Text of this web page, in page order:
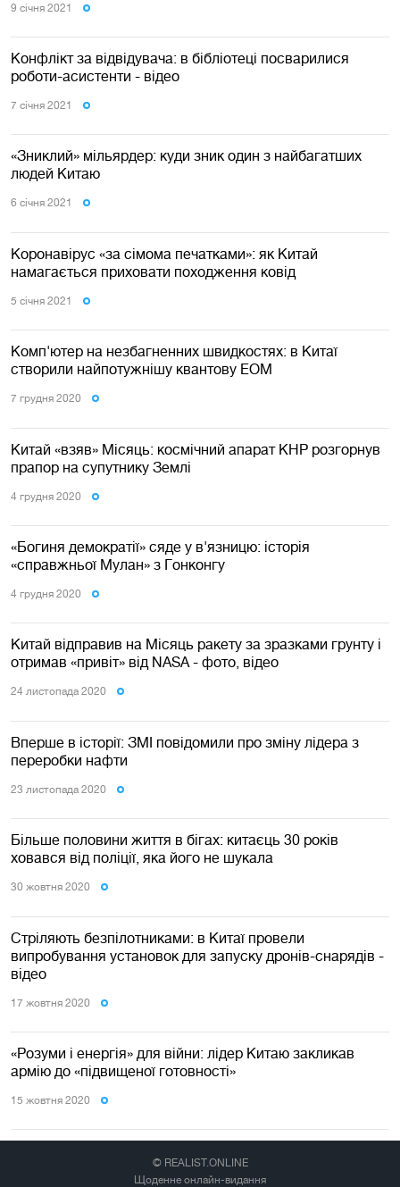
9 сiчня 2021
Конфлікт за відвідувача: в бібліотеці посварилися
роботи-асистенти - відео
7 сiчня 2021
«Зниклий» мільярдер: куди зник один з найбагатших
людей Китаю
6 сiчня 2021
Коронавірус «за сімома печатками»: як Китай
намагається приховати походження ковід
5 сiчня 2021
Комп'ютер на незбагненних швидкостях: в Китаї
створили найпотужнішу квантову ЕОМ
7 грудня 2020
Китай «взяв» Місяць: космічний апарат КНР розгорнув
прапор на супутнику Землі
4 грудня 2020
«Богиня демократії» сяде у в'язницю: історія
«справжньої Мулан» з Гонконгу
4 грудня 2020
Китай відправив на Місяць ракету за зразками грунту і
отримав «привіт» від NASA - фото, відео
24 листопада 2020
Вперше в історії: ЗМІ повідомили про зміну лідера з
переробки нафти
23 листопада 2020
Більше половини життя в бігах: китаєць 30 років
ховався від поліції, яка його не шукала
30 жовтня 2020
Стріляють безпілотниками: в Китаї провели
випробування установок для запуску дронів-снарядів -
відео
17 жовтня 2020
«Розуми і енергія» для війни: лідер Китаю закликав
армію до «підвищеної готовності»
15 жовтня 2020
© REALIST.ONLINE
Щоденне онлайн-видання